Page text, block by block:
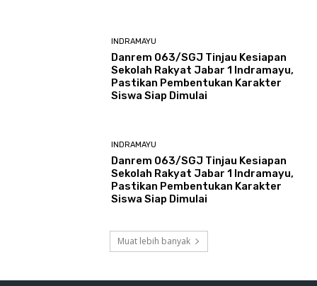
INDRAMAYU
Danrem 063/SGJ Tinjau Kesiapan
Sekolah Rakyat Jabar 1 Indramayu,
Pastikan Pembentukan Karakter
Siswa Siap Dimulai
INDRAMAYU
Danrem 063/SGJ Tinjau Kesiapan
Sekolah Rakyat Jabar 1 Indramayu,
Pastikan Pembentukan Karakter
Siswa Siap Dimulai
Muat lebih banyak